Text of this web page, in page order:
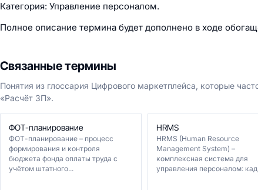
Категория: Управление персоналом.
Полное описание термина будет дополнено в ходе
Связанные термины
Понятия из глоссария Цифрового маркетплейса, которые
«Расчёт ЗП».
ФОТ-планирование
ФОТ-планирование – процесс
формирования и контроля
бюджета фонда оплаты труда с
учётом штатного...
HRMS
HRMS (Human Resource
Management System) –
комплексная система для
управления персоналом: